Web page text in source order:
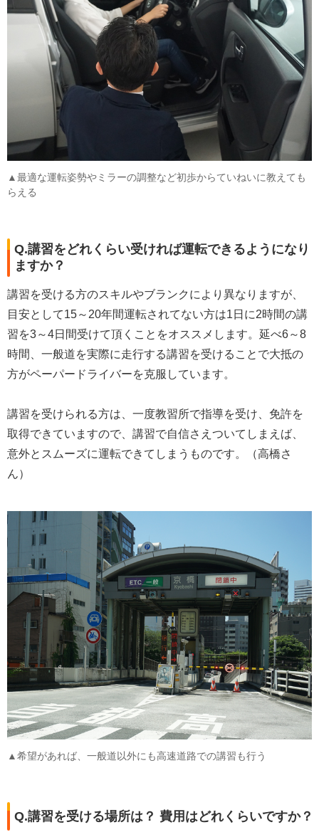
▲最適な運転姿勢やミラーの調整など初歩からていねいに教えても
らえる
Q.講習をどれくらい受ければ運転できるようになり
ますか？
講習を受ける方のスキルやブランクにより異なりますが、
目安として15～20年間運転されてない方は1日に2時間の講
習を3～4日間受けて頂くことをオススメします。延べ6～8
時間、一般道を実際に走行する講習を受けることで大抵の
方がペーパードライバーを克服しています。
講習を受けられる方は、一度教習所で指導を受け、免許を
取得できていますので、講習で自信さえついてしまえば、
意外とスムーズに運転できてしまうものです。（高橋さ
ん）
▲希望があれば、一般道以外にも高速道路での講習も行う
Q.講習を受ける場所は？ 費用はどれくらいですか？